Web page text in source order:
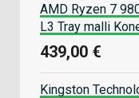
AMD Ryzen 7
L3 Tray malli
439,00 €
Kingston